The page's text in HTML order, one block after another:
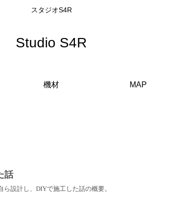
スタジオS4R
Studio S4R
機材 MAP
話
ら設計し、DIYで施工した話の概要。